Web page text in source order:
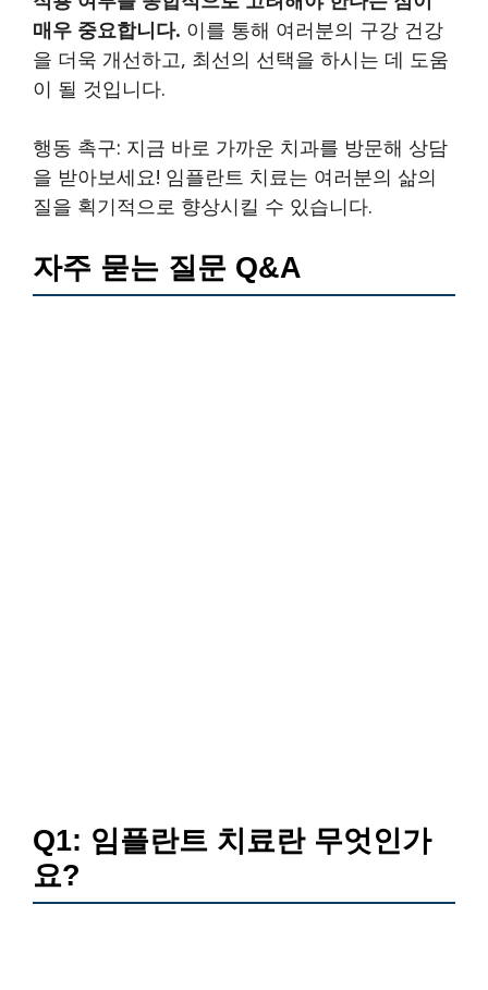
매우 중요합니다. 이를 통해 여러분의 구강 건강
을 더욱 개선하고, 최선의 선택을 하시는 데 도움
이 될 것입니다.
행동 촉구: 지금 바로 가까운 치과를 방문해 상담
을 받아보세요! 임플란트 치료는 여러분의 삶의
질을 획기적으로 향상시킬 수 있습니다.
자주 묻는 질문 Q&A
Q1: 임플란트 치료란 무엇인가
요?